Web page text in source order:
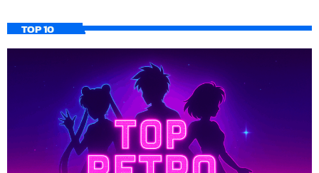
TOP 10